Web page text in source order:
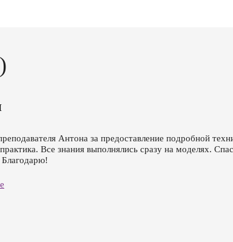
Антона за предоставление подробной
Все знания выполнялись сразу на моделях.